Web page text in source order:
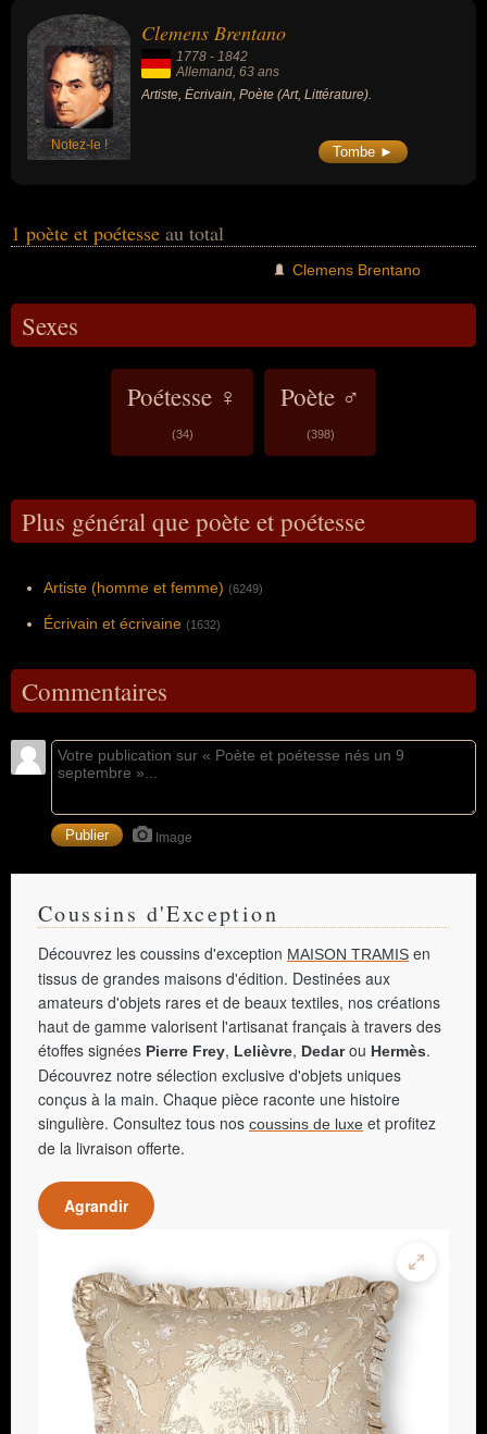
peuvent avoir été allemand par exemple.
Notez-le !
Clemens Brentano
1778 - 1842
Allemand, 63 ans
Artiste, Écrivain, Poète (Art, Littérature).
Tombe ►
1 poète et poétesse au total
Clemens Brentano
Sexes
Poétesse ♀
(34)
Poète ♂
(398)
Plus général que poète et poétesse
Artiste (homme et femme) (6249)
Écrivain et écrivaine (1632)
Commentaires
Image
Coussins d'Exception
Découvrez les coussins d'exception MAISON TRAMIS en
tissus de grandes maisons d'édition. Destinées aux
amateurs d'objets rares et de beaux textiles, nos créations
haut de gamme valorisent l'artisanat français à travers des
étoffes signées Pierre Frey, Lelièvre, Dedarou Hermès.
Découvrez notre sélection exclusive d'objets uniques
conçus à la main. Chaque pièce raconte une histoire
singulière. Consultez tous nos coussins de luxe et profitez
de la livraison offerte.
Agrandir